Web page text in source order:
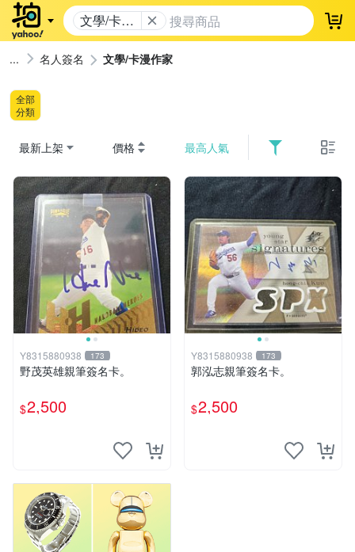
文學/卡漫
作家
登
名人簽名 文學/卡漫作家
全部
分類
最新上架 價格 最高人氣
Y8315880938 173
野茂英雄親筆簽名卡。
$2,500
Y8315880938 173
郭泓志親筆簽名卡。
$2,500